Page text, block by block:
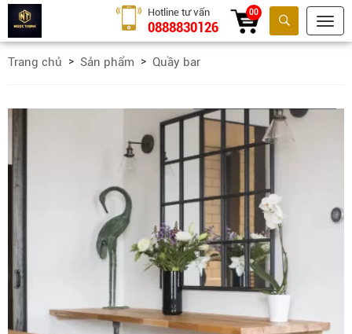
Tìm kiếm
Hotline tư vấn
0888830126
00
Trang chủ Sản phẩm Quầy bar